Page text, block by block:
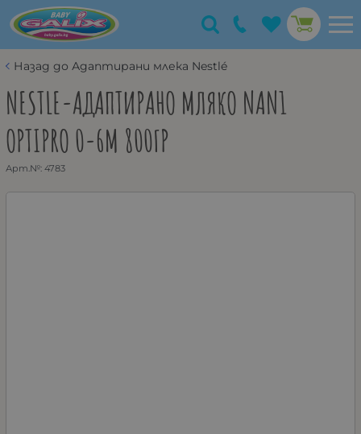
Назад до Адаптирани млека Nestlé
NESTLE-АДАПТИРАНО МЛЯКО NAN1
OPTIPRO 0-6М 800ГР
Арт.№: 4783